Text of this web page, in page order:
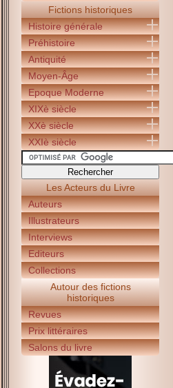
Fictions historiques
Histoire générale
Préhistoire
Antiquité
Moyen-Âge
Epoque Moderne
XIXè siècle
XXè siècle
XXIè siècle
Les Acteurs du Livre
Auteurs
Illustrateurs
Interviews
Editeurs
Collections
Autour des fictions
historiques
Revues
Prix littéraires
Salons du livre